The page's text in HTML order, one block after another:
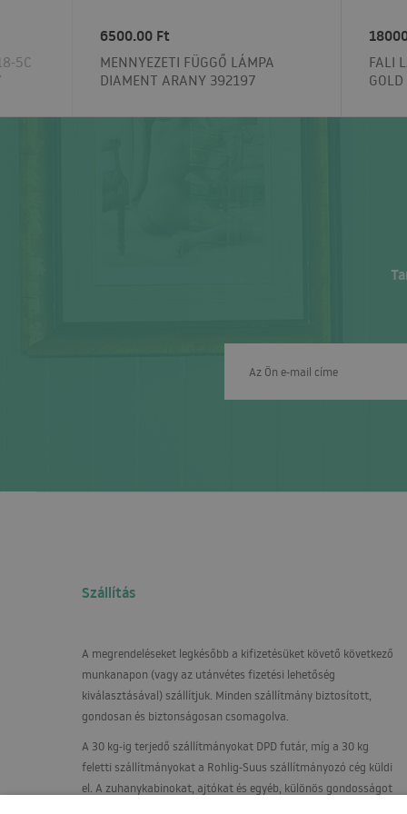
5C
6500.00 Ft
MENNYEZETI FÜGGŐ LÁMPA
DIAMENT ARANY 392197
FALI
Szállítás
A megrendeléseket legkésőbb a kifizetésüket követő következő
munkanapon (vagy az utánvétes fizetési lehetőség
kiválasztásával) szállítjuk. Minden szállítmány biztosított,
gondosan és biztonságosan csomagolva.
A 30 kg-ig terjedő szállítmányokat DPDfutár, míg a 30 kg
feletti szállítmányokat a Rohlig-Suus szállítmányozó cég küldi
el. A zuhanykabinokat, ajtókat és egyéb, különös gondosságot